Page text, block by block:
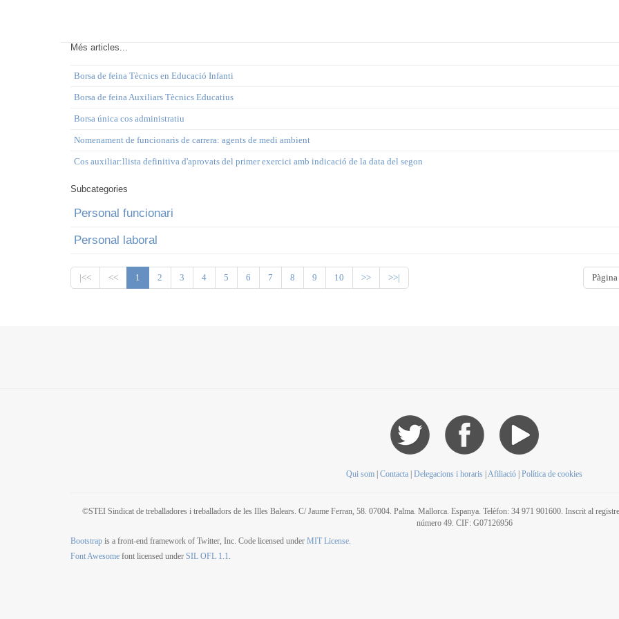
Més articles...
Borsa de feina Tècnics en Educació Infanti
Borsa de feina Auxiliars Tècnics Educatius
Borsa única cos administratiu
Nomenament de funcionaris de carrera: agents de medi ambient
Cos auxiliar:llista definitiva d'aprovats del primer exercici amb indicació de la data del segon
Subcategories
Personal funcionari
Personal laboral
|<< << 1 2 3 4 5 6 7 8 9 10 >> >>|
Qui som Contacta Delegacions i horaris Afiliació Política de cookies
©STEI Sindicat de treballadores i treballadors de les Illes Balears. C/ Jaume Ferran, 58. 07004. Palma. Mallorca. Espanya. Telèfon: 34 971 901600. Inscrit al
número 49. CIF: G07126956
Bootstrap is a front-end framework of Twitter, Inc. Code licensed under MIT License.
Font Awesome font licensed under SIL OFL 1.1.